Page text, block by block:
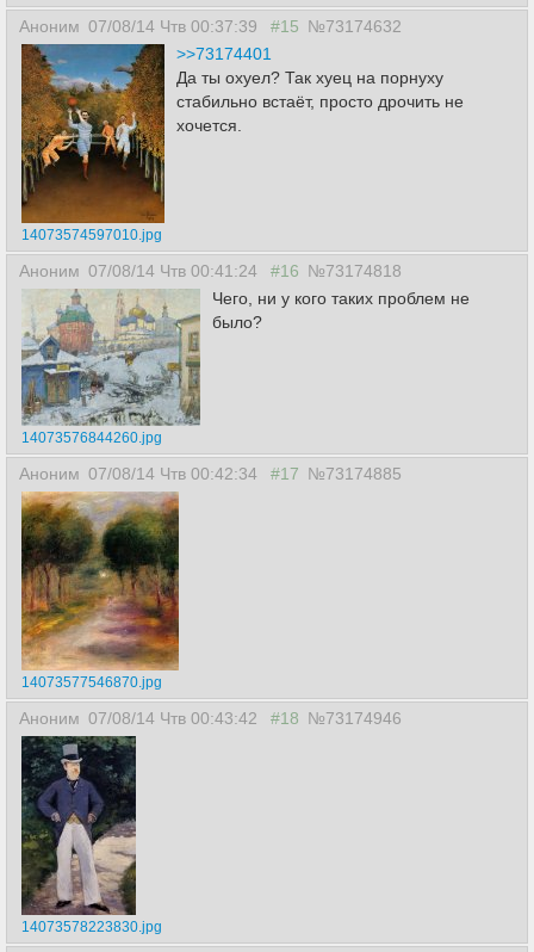
Аноним 07/08/14 Чтв 00:37:39 #15 №73174632
14073574597010.jpg
>>73174401
Да ты охуел? Так хуец на порнуху
стабильно встаёт, просто дрочить не
хочется.
Аноним 07/08/14 Чтв 00:41:24 #16 №73174818
14073576844260.jpg
Чего, ни у кого таких проблем не
было?
Аноним 07/08/14 Чтв 00:42:34 #17 №73174885
14073577546870.jpg
Аноним 07/08/14 Чтв 00:43:42 #18 №73174946
14073578223830.jpg